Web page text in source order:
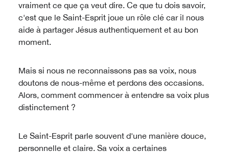
vraiment ce que ça veut dire. Ce que tu dois savoir,
c'est que le Saint-Esprit joue un rôle clé car il nous
aide à partager Jésus authentiquement et au bon
moment.
Mais si nous ne reconnaissons pas sa voix, nous
doutons de nous-même et perdons des occasions.
Alors, comment commencer à entendre sa voix plus
distinctement ?
Le Saint-Esprit parle souvent d'une manière douce,
personnelle et claire. Sa voix a certaines